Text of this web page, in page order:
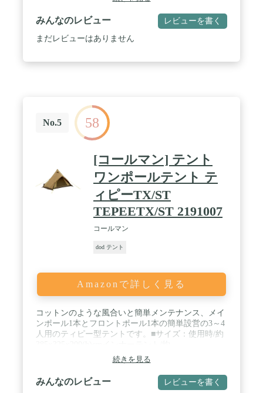
みんなのレビュー レビューを書く
まだレビューはありません
No.5 58
[コールマン] テント
ワンポールテント テ
ィピーTX/ST
TEPEETX/ST 2191007
コールマン
dod テント
Amazonで詳しく見る
コットンのような風合いと簡単メンテナンス、メイ
ンポール1本とフロントポール1本の簡単設営の3～4
人用のティピー型テントです。■サイズ：使用時/約
325×230×200(h)cm収納時/約Φ20×60cm※製品によっ
て仕上りサイズに多少の誤差がありますのでご了承
下さい。■重量：約6.6kg■耐水圧：約1,500mm■定
員：3～4名 / ■素材：フライ/75Dポリエステルタフ
続きを見る
みんなのレビュー レビューを書く